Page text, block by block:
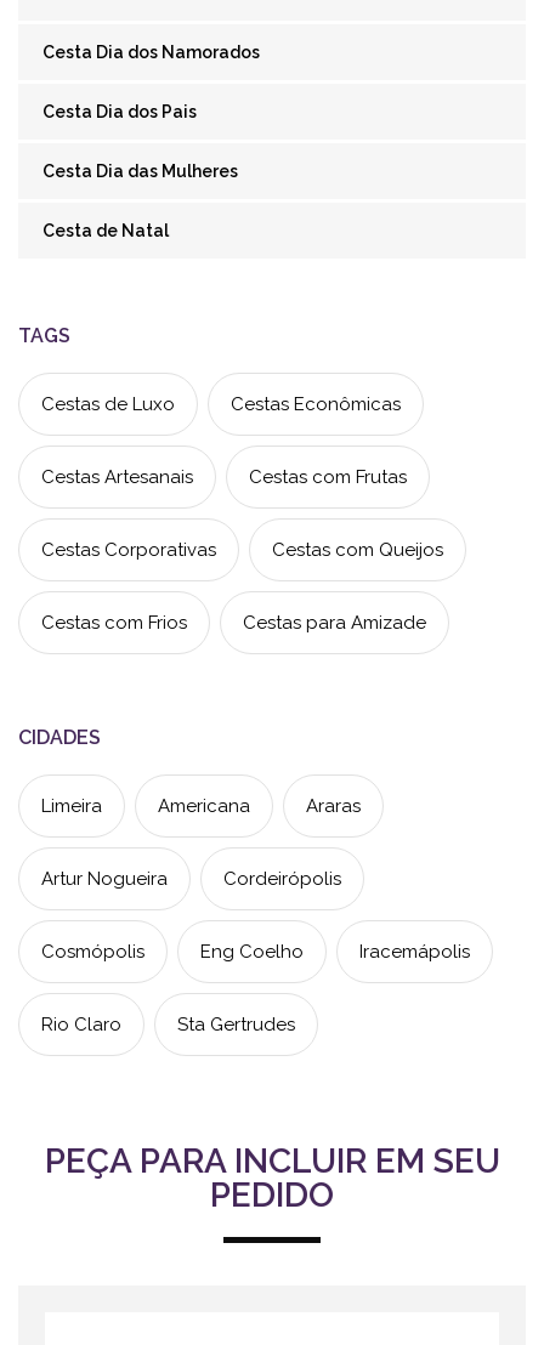
Cesta Dia dos Namorados
Cesta Dia dos Pais
Cesta Dia das Mulheres
Cesta de Natal
TAGS
Cestas de Luxo Cestas Econômicas
Cestas Artesanais Cestas com Frutas
Cestas Corporativas Cestas com Queijos
Cestas com Frios Cestas para Amizade
CIDADES
Limeira Americana Araras
Artur Nogueira Cordeirópolis
Cosmópolis Eng Coelho Iracemápolis
Rio Claro Sta Gertrudes
PEÇA PARA INCLUIR EM SEU
PEDIDO